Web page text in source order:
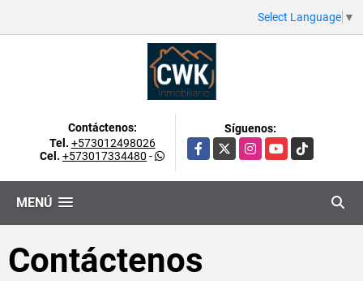
Select Language ▼
Contáctenos:
Tel. +573012498026
Cel. +573017334480 -
Síguenos:
Facebook
X InstagramYouTubeTikTok
MENÚ
Contáctenos